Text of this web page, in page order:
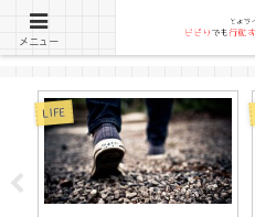
LIFE
メニュー